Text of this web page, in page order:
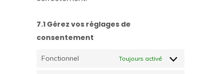
7.1 Gérez vos réglages de
consentement
Fonctionnel Toujours activé